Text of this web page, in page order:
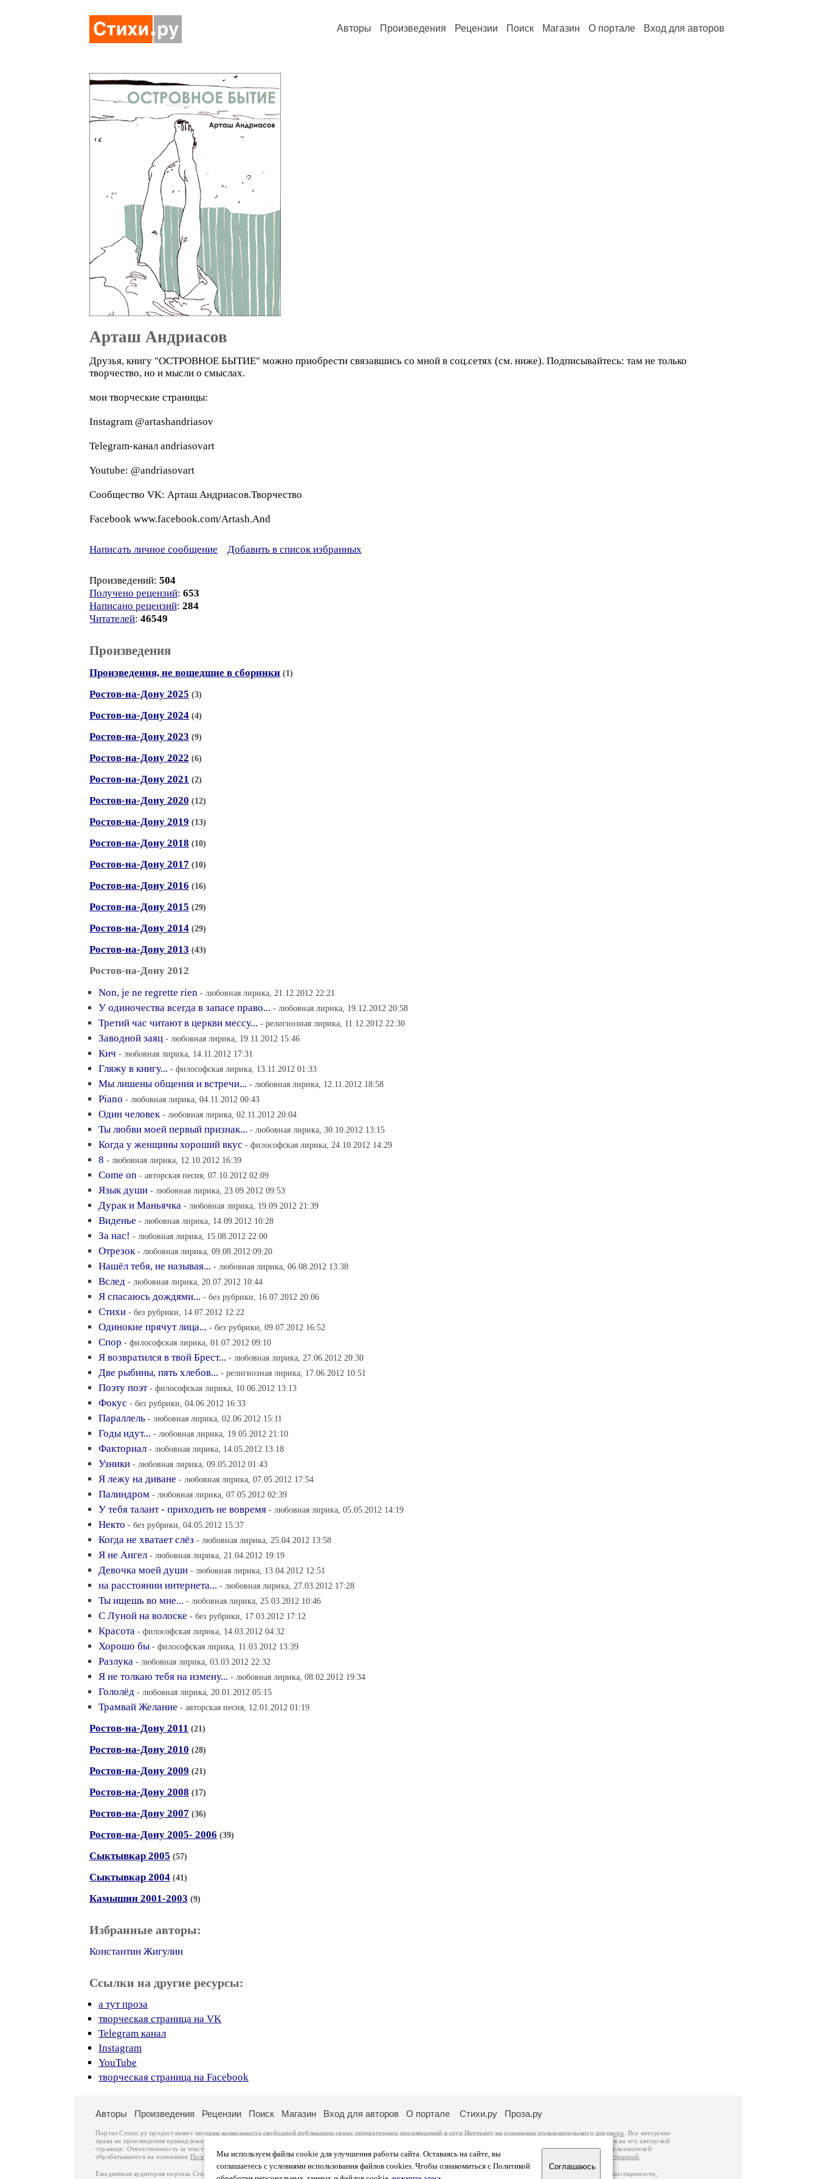
Авторы Произведения Рецензии Поиск Магазин О портале Вход для авторов
Арташ Андриасов
Друзья, книгу "ОСТРОВНОЕ БЫТИЕ" можно приобрести связавшись со мной в соц.сетях (см. ниже). Подписывайтесь: там не только
творчество, но и мысли о смыслах.
мои творческие страницы:
Instagram @artashandriasov
Telegram-канал andriasovart
Youtube: @andriasovart
Сообщество VK: Арташ Андриасов.Творчество
Facebook www.facebook.com/Artash.And
Написать личное сообщение Добавить в список избранных
Произведений: 504
Получено рецензий: 653
Написано рецензий: 284
Читателей: 46549
Произведения
Произведения, не вошедшие в сборники (1)
Ростов-на-Дону 2025 (3)
Ростов-на-Дону 2024 (4)
Ростов-на-Дону 2023 (9)
Ростов-на-Дону 2022 (6)
Ростов-на-Дону 2021 (2)
Ростов-на-Дону 2020 (12)
Ростов-на-Дону 2019 (13)
Ростов-на-Дону 2018 (10)
Ростов-на-Дону 2017 (10)
Ростов-на-Дону 2016 (16)
Ростов-на-Дону 2015 (29)
Ростов-на-Дону 2014 (29)
Ростов-на-Дону 2013 (43)
Ростов-на-Дону 2012
Non, je ne regrette rien - любовная лирика, 21.12.2012 22:21
У одиночества всегда в запасе право... - любовная лирика, 19.12.2012 20:58
Третий час читают в церкви мессу... - религиозная лирика, 11.12.2012 22:30
Заводной заяц - любовная лирика, 19.11.2012 15:46
Кич - любовная лирика, 14.11.2012 17:31
Гляжу в книгу... - философская лирика, 13.11.2012 01:33
Мы лишены общения и встречи... - любовная лирика, 12.11.2012 18:58
Piano - любовная лирика, 04.11.2012 00:43
Один человек - любовная лирика, 02.11.2012 20:04
Ты любви моей первый признак... - любовная лирика, 30.10.2012 13:15
Когда у женщины хороший вкус - философская лирика, 24.10.2012 14:29
8 - любовная лирика, 12.10.2012 16:39
Come on - авторская песня, 07.10.2012 02:09
Язык души - любовная лирика, 23.09.2012 09:53
Дурак и Маньячка - любовная лирика, 19.09.2012 21:39
Виденье - любовная лирика, 14.09.2012 10:28
За нас! - любовная лирика, 15.08.2012 22:00
Отрезок - любовная лирика, 09.08.2012 09:20
Нашёл тебя, не называя... - любовная лирика, 06.08.2012 13:38
Вслед - любовная лирика, 20.07.2012 10:44
Я спасаюсь дождями... - без рубрики, 16.07.2012 20:06
Стихи - без рубрики, 14.07.2012 12:22
Одинокие прячут лица... - без рубрики, 09.07.2012 16:52
Спор - философская лирика, 01.07.2012 09:10
Я возвратился в твой Брест... - любовная лирика, 27.06.2012 20:30
Две рыбины, пять хлебов... - религиозная лирика, 17.06.2012 10:51
Поэту поэт - философская лирика, 10.06.2012 13:13
Фокус - без рубрики, 04.06.2012 16:33
Параллель - любовная лирика, 02.06.2012 15:11
Годы идут... - любовная лирика, 19.05.2012 21:10
Факториал - любовная лирика, 14.05.2012 13:18
Узники - любовная лирика, 09.05.2012 01:43
Я лежу на диване - любовная лирика, 07.05.2012 17:54
Палиндром - любовная лирика, 07.05.2012 02:39
У тебя талант - приходить не вовремя - любовная лирика, 05.05.2012 14:19
Некто - без рубрики, 04.05.2012 15:37
Когда не хватает слёз - любовная лирика, 25.04.2012 13:58
Я не Ангел - любовная лирика, 21.04.2012 19:19
Девочка моей души - любовная лирика, 13.04.2012 12:51
на расстоянии интернета... - любовная лирика, 27.03.2012 17:28
Ты ищешь во мне... - любовная лирика, 25.03.2012 10:46
С Луной на волоске - без рубрики, 17.03.2012 17:12
Красота - философская лирика, 14.03.2012 04:32
Хорошо бы - философская лирика, 11.03.2012 13:39
Разлука - любовная лирика, 03.03.2012 22:32
Я не толкаю тебя на измену... - любовная лирика, 08.02.2012 19:34
Гололёд - любовная лирика, 20.01.2012 05:15
Трамвай Желание - авторская песня, 12.01.2012 01:19
Ростов-на-Дону 2011 (21)
Ростов-на-Дону 2010 (28)
Ростов-на-Дону 2009 (21)
Ростов-на-Дону 2008 (17)
Ростов-на-Дону 2007 (36)
Ростов-на-Дону 2005- 2006 (39)
Сыктывкар 2005 (57)
Сыктывкар 2004 (41)
Камышин 2001-2003 (9)
Избранные авторы:
Константин Жигулин
Ссылки на другие ресурсы:
а тут проза
творческая страница на VK
Telegram канал
Instagram
YouTube
творческая страница на Facebook
Мы используем файлы cookie для улучшения работы сайта. Оставаясь на сайте, вы
соглашаетесь с условиями использования файлов cookies. Чтобы ознакомиться с Политикой
Соглашаюсь
Авторы Произведения Рецензии Поиск Магазин Вход для авторов О портале Стихи.ру Проза.ру
Портал Стихи.ру предоставляет авторам возможность свободной публикации своих литературных произведений в сети Интернет на основаниипользовательского договора
. Все авторские
права на произведения принадлежат авторам и охраняются
. Перепечатка произведений возможна только с согласия его автора, к которому вы можете обратиться на его авторской
странице. Ответственность за тексты произведений авторы несут самостоятельно на основании
законодательства Российской Федерации. Данные пользователей
обрабатываются на основании Политики обработки персональных данных. Вы также можете посмотреть более подробнуюинформацию о портале связаться с администрацией
Ежедневная аудитория портала Стихи.ру – порядка 200 тысяч посетителей, которые в общей сумме просматривают более двух миллионов страниц по данным счетчика посещаемости,